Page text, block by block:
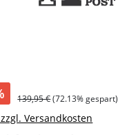
139,95 €(72.13% gespart)
Versandkosten